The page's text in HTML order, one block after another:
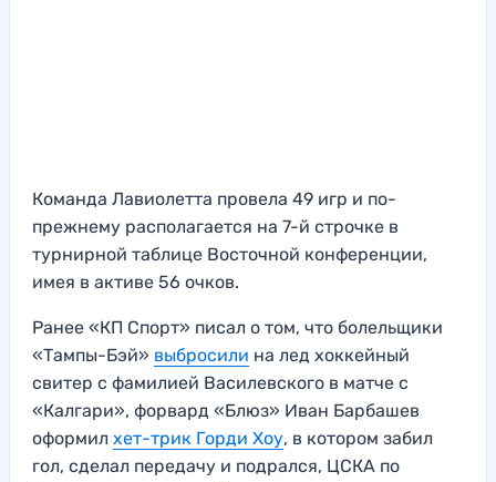
Команда Лавиолетта провела 49 игр и по-
прежнему располагается на 7-й строчке в
турнирной таблице Восточной конференции,
имея в активе 56 очков.
Ранее «КП Спорт» писал о том, что болельщики
«Тампы-Бэй» выбросили на лед хоккейный
свитер с фамилией Василевского в матче с
«Калгари», форвард «Блюз» Иван Барбашев
оформил хет-трик Горди Хоу, в котором забил
гол, сделал передачу и подрался, ЦСКА по